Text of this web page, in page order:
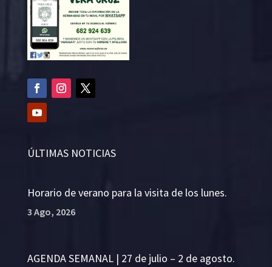
ÚLTIMAS NOTICIAS
Horario de verano para la visita de los lunes.
3 Ago, 2026
AGENDA SEMANAL | 27 de julio – 2 de agosto.